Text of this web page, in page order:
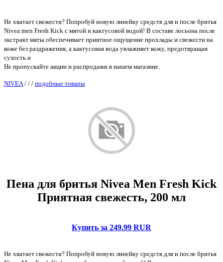
Не хватает свежести? Попробуй новую линейку средств для и после бритья
Nivea men Fresh Kick с мятой и кактусовой водой! В составе лосьона после
экстракт мяты обеспечивает приятное ощущение прохлады и свежести на
коже без раздражения, а кактусовая вода увлажняет кожу, предотвращая
сухость и
Не пропускайте акции и распродажи в нашем магазине.
NIVEA / / / подобные товары
Пена для бритья Nivea Men Fresh Kick
Приятная свежесть, 200 мл
Купить за 249.99 RUR
Не хватает свежести? Попробуй новую линейку средств для и после бритья